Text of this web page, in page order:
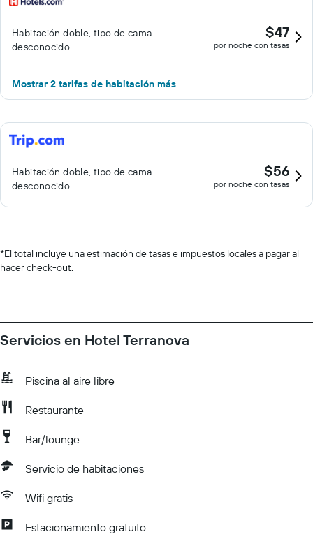
Habitación doble, tipo de cama
desconocido
$47
por noche con tasas
Mostrar 2 tarifas de habitación más
Habitación doble, tipo de cama
desconocido
$56
por noche con tasas
*El total incluye una estimación de tasas e impuestos locales a pagar al
hacer check-out.
Servicios en Hotel Terranova
Piscina al aire libre
Restaurante
Bar/lounge
Servicio de habitaciones
Wifi gratis
Estacionamiento gratuito